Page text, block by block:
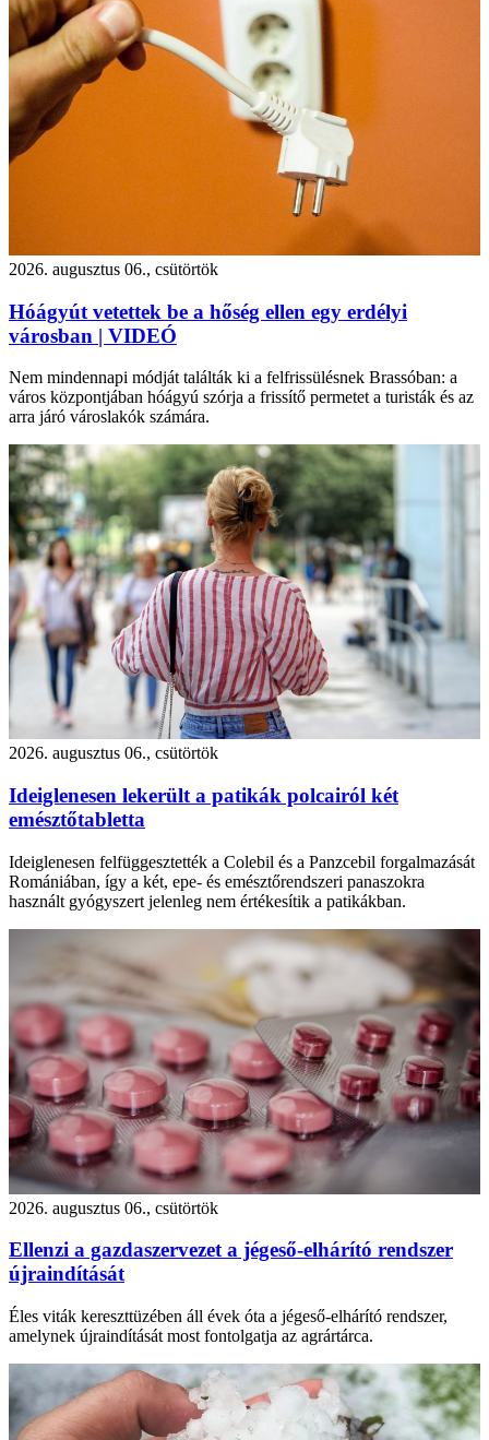
2026. augusztus 06., csütörtök
Hóágyút vetettek be a hőség ellen egy erdélyi
városban | VIDEÓ
Nem mindennapi módját találták ki a felfrissülésnek Brassóban: a
város központjában hóágyú szórja a frissítő permetet a turisták és az
arra járó városlakók számára.
2026. augusztus 06., csütörtök
Ideiglenesen lekerült a patikák polcairól két
emésztőtabletta
Ideiglenesen felfüggesztették a Colebil és a Panzcebil forgalmazását
Romániában, így a két, epe- és emésztőrendszeri panaszokra
használt gyógyszert jelenleg nem értékesítik a patikákban.
2026. augusztus 06., csütörtök
Ellenzi a gazdaszervezet a jégeső-elhárító rendszer
újraindítását
Éles viták kereszttüzében áll évek óta a jégeső-elhárító rendszer,
amelynek újraindítását most fontolgatja az agrártárca.